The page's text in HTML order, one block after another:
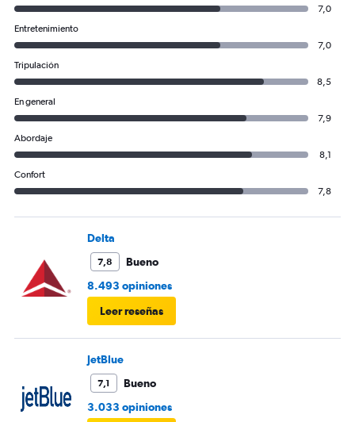
7,0
Entretenimiento
7,0
Tripulación
8,5
En general
7,9
Abordaje
8,1
Confort
7,8
Delta
7,8
Bueno
8.493 opiniones
Leer reseñas
JetBlue
7,1
Bueno
3.033 opiniones